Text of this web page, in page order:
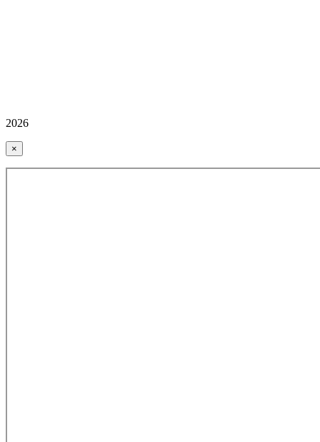
2026
×